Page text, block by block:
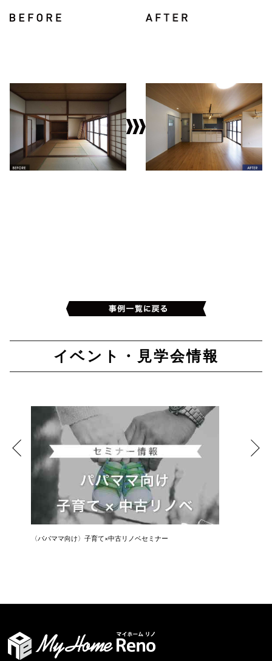
イベント・見学会情報
〈パパママ向け〉子育て×中古リノベセミナー